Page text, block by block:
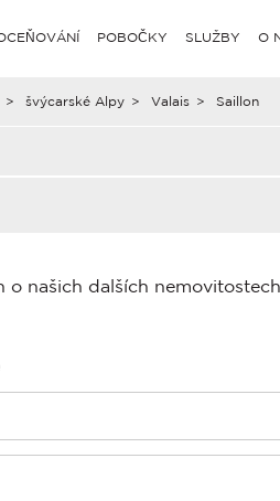
POBOČKY SLUŽBY O
> švýcarské Alpy > Valais > Saillon
o našich dalších